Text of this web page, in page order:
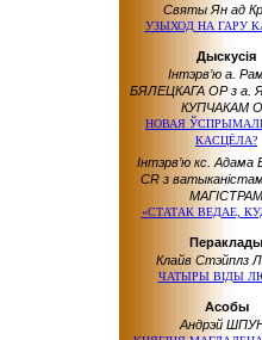
Святы Ян ад
УЗЫХОД НА ГАРУ
Дыскусія
Інтэрв’ю а.
БЯЛЕЦКАГА ОР з а.
КУПЧАКАМ
НОВАЯ
КАСЦЁЛА?
Інтэрв’ю кс.
CR з
МАГІСТРАМ
«СТАТАК ВЕДАЕ,
Пераклады
Клайв Стэйплз
ЧАТЫРЫ ВІДЫ
Асобы
Андрэй